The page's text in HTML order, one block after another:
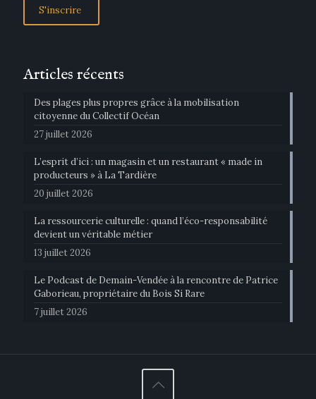
Articles récents
Des plages plus propres grâce à la mobilisation
citoyenne du Collectif Océan
27 juillet 2026
L’esprit d’ici : un magasin et un restaurant « made in
producteurs » à La Tardière
20 juillet 2026
La ressourcerie culturelle : quand l’éco-responsabilité
devient un véritable métier
13 juillet 2026
Le Podcast de Demain-Vendée à la rencontre de Patrice
Gaborieau, propriétaire du Bois Si Rare
7 juillet 2026